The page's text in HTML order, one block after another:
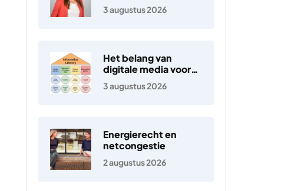
3 augustus 2026
Het belang van
digitale media voor
jongeren
3 augustus 2026
Energierecht en
netcongestie
2 augustus 2026